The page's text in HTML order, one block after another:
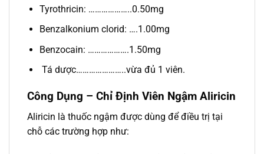
Tyrothricin: ………………..0.50mg
Benzalkonium clorid: ….1.00mg
Benzocain: ……………….1.50mg
Tá dược…………………..vừa đủ 1 viên.
Công Dụng – Chỉ Định Viên Ngậm Aliricin
Aliricin là thuốc ngậm được dùng để điều trị tại
chỗ các trường hợp như: